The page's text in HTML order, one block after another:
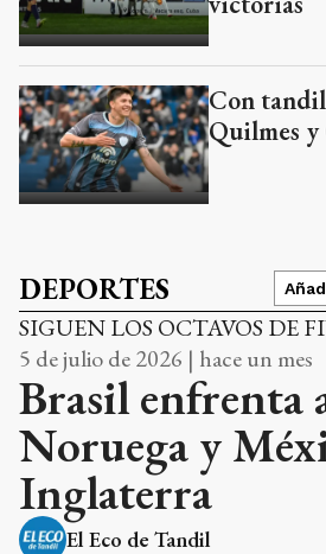
Con
Quilmes
DEPORTES
SIGUEN LOS OCTAVOS DE
5 de julio de 2026 | hace un mes
Brasil enfrenta
Noruega y
Inglaterra
El Eco de Tandil